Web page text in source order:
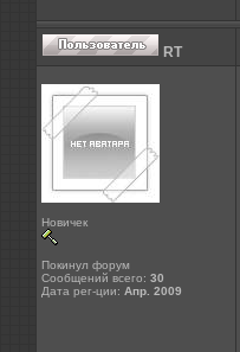
RT
Новичек
Покинул форум
Сообщений всего: 30
Дата рег-ции: Апр. 2009